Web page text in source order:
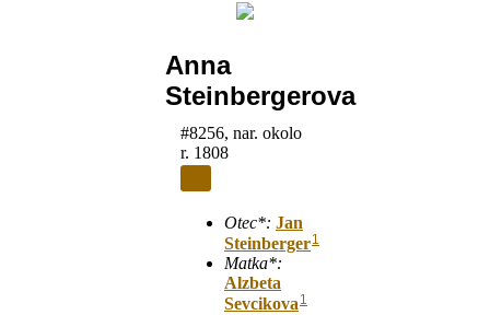
Anna
Steinbergerova
#8256, nar. okolo
r. 1808
Otec*: Jan
Steinberger1
Matka*:
Alzbeta
Sevcikova 1